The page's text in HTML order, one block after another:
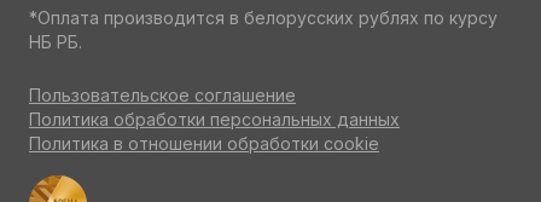
*Оплата производится в белорусских рублях по курсу
НБ РБ.
Пользовательское соглашение
Политика обработки персональных данных
Политика в отношении обработки cookie